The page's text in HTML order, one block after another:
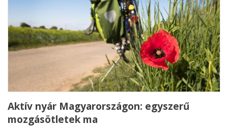
Aktív nyár Magyarországon: egyszerű
mozgásötletek ma